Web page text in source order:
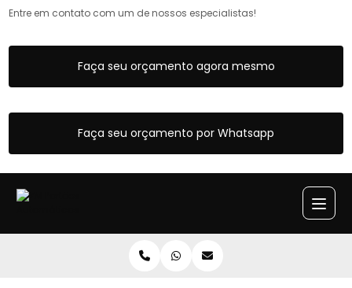
Entre em contato com um de nossos especialistas!
Faça seu orçamento agora mesmo
Faça seu orçamento por Whatsapp